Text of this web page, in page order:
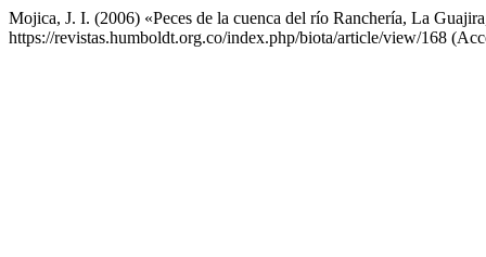
Mojica, J. I. (2006) «Peces de la cuenca del río Ranchería, La
https://revistas.humboldt.org.co/index.php/biota/article/view/168